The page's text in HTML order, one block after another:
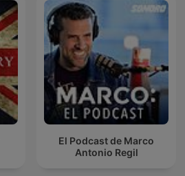
El Podcast de Marco
Antonio Regil